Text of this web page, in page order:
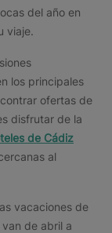
del año en
viaje.
los principales
ofertas de
disfrutar de la
de Cádiz
al
vacaciones de
de abril a